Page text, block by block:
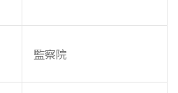
監察院